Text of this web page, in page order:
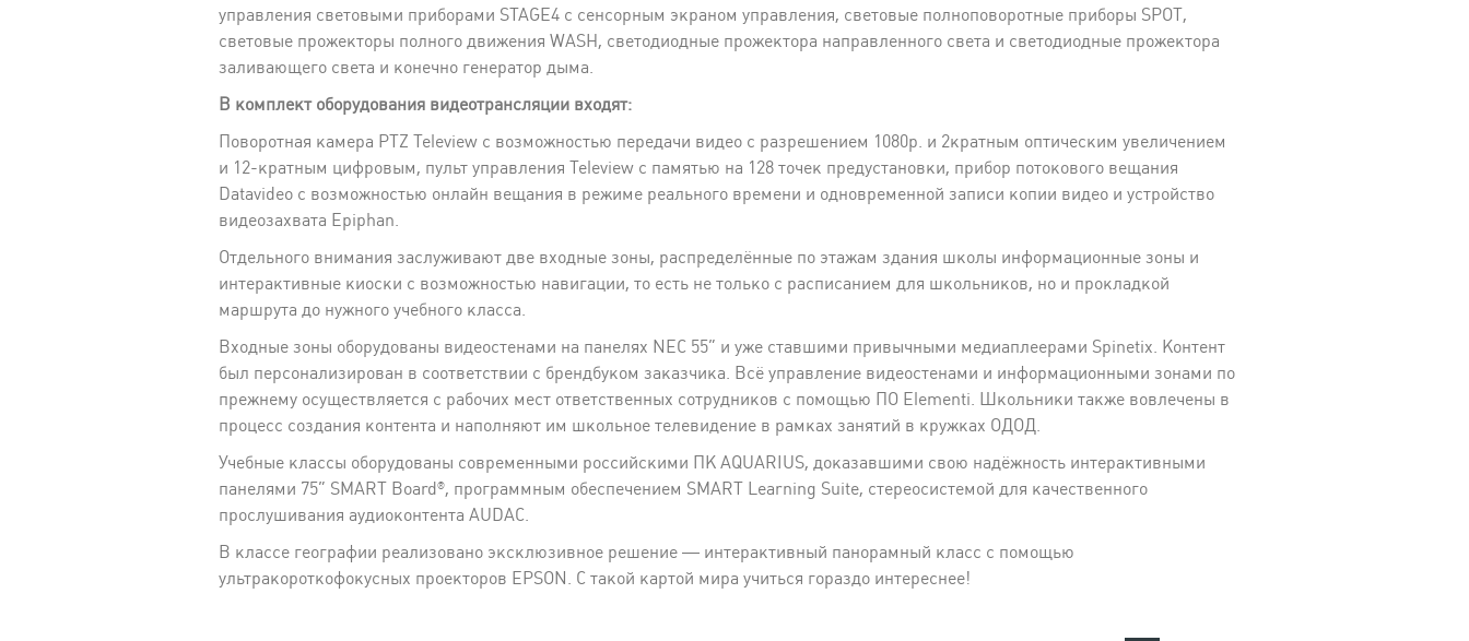
управления световыми приборами STAGE4 с сенсорным экраном управления, световые полноповоротные приборы SPOT,
световые прожекторы полного движения WASH, светодиодные прожектора направленного света и светодиодные прожектора
заливающего света и конечно генератор дыма.
В комплект оборудования видеотрансляции входят:
Поворотная камера PTZ Teleview с возможностью передачи видео с разрешением 1080p. и 2кратным оптическим увеличением
и 12-кратным цифровым, пульт управления Teleview с памятью на 128 точек предустановки, прибор потокового вещания
Datavideo с возможностью онлайн вещания в режиме реального времени и одновременной записи копии видео и устройство
видеозахвата Epiphan.
Отдельного внимания заслуживают две входные зоны, распределённые по этажам здания школы информационные зоны и
интерактивные киоски с возможностью навигации, то есть не только с расписанием для школьников, но и прокладкой
маршрута до нужного учебного класса.
Входные зоны оборудованы видеостенами на панелях NEC 55” и уже ставшими привычными медиаплеерами Spinetix. Контент
был персонализирован в соответствии с брендбуком заказчика. Всё управление видеостенами и информационными зонами по
прежнему осуществляется с рабочих мест ответственных сотрудников с помощью ПО Elementi. Школьники также вовлечены в
процесс создания контента и наполняют им школьное телевидение в рамках занятий в кружках ОДОД.
Учебные классы оборудованы современными российскими ПК AQUARIUS, доказавшими свою надёжность интерактивными
панелями 75” SMART Board®, программным обеспечением SMART Learning Suite, стереосистемой для качественного
прослушивания аудиоконтента AUDAC.
В классе географии реализовано эксклюзивное решение — интерактивный панорамный класс с помощью
ультракороткофокусных проекторов EPSON. С такой картой мира учиться гораздо интереснее!